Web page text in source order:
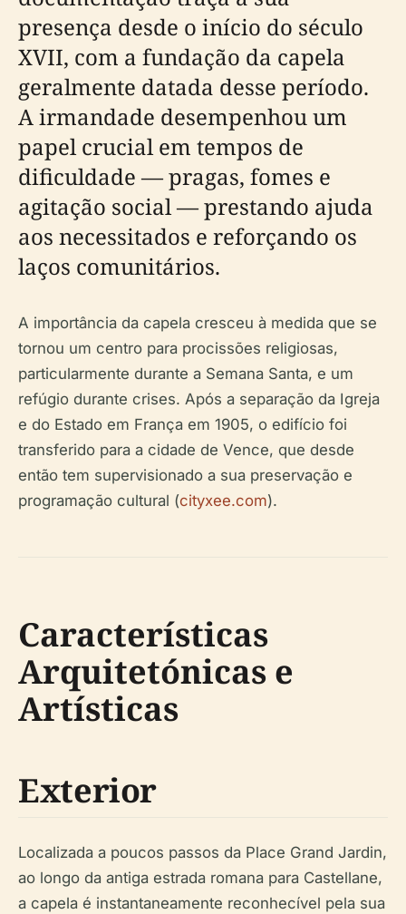
presença desde o início do século
XVII, com a fundação da capela
geralmente datada desse período.
A irmandade desempenhou um
papel crucial em tempos de
dificuldade — pragas, fomes e
agitação social — prestando ajuda
aos necessitados e reforçando os
laços comunitários.
A importância da capela cresceu à medida que se
tornou um centro para procissões religiosas,
particularmente durante a Semana Santa, e um
refúgio durante crises. Após a separação da Igreja
e do Estado em França em 1905, o edifício foi
transferido para a cidade de Vence, que desde
então tem supervisionado a sua preservação e
programação cultural (cityxee.com).
Características
Arquitetónicas e
Artísticas
Exterior
Localizada a poucos passos da Place Grand Jardin,
ao longo da antiga estrada romana para Castellane,
a capela é instantaneamente reconhecível pela sua